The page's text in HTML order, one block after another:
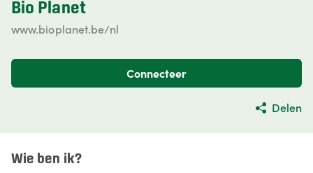
Bio Planet
www.bioplanet.be/nl
Connecteer
Delen
Wie ben ik?